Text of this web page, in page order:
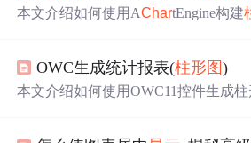
备、图表创建、坐标轴精调、颜色编
息编码本质。
本文介绍如何使用AChartEngine构建
OWC生成统计报表(柱形图)
本文介绍如何使用OWC11控件生成